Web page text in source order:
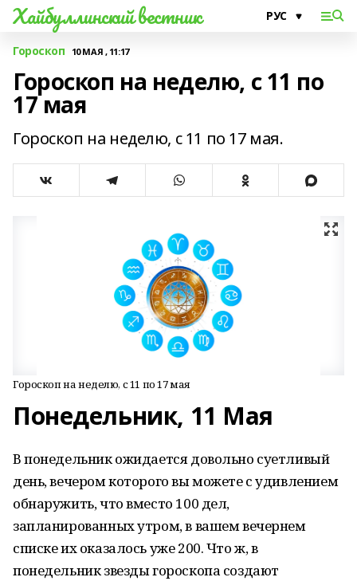
Хайбуллинский вестник
Гороскоп 10 МАЯ , 11:17
Гороскоп на неделю, с 11 по
17 мая
Гороскоп на неделю, с 11 по 17 мая.
Гороскоп на неделю, с 11 по 17 мая
Понедельник, 11 Мая
В понедельник ожидается довольно суетливый
день, вечером которого вы можете с удивлением
обнаружить, что вместо 100 дел,
запланированных утром, в вашем вечернем
списке их оказалось уже 200. Что ж, в
понедельник звезды гороскопа создают